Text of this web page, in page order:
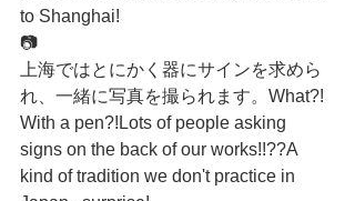
to Shanghai!
📷
上海ではとにかく器にサインを求めら
れ、一緒に写真を撮られます。What?!
With a pen?!Lots of people asking
signs on the back of our works!!??A
kind of tradition we don't practice in